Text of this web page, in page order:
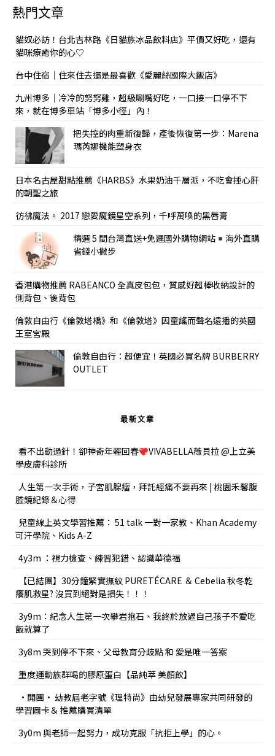
熱門文章
貓奴必訪！台北吉林路《日貓族冰品飲料店》平價又好吃，還有
貓咪療癒你的心♡
台中住宿｜住來住去還是最喜歡《愛麗絲國際大飯店》
九州博多｜冷冷的努努雞，超級唰嘴好吃，一口接一口停不下
來，就在博多車站「博多小徑」內！
把失控的肉重新復歸，產後恢復第一步：Marena
瑪芮娜機能塑身衣
日本名古屋甜點推薦《HARBS》水果奶油千層派，不吃會捶心肝
的朝聖之旅
彷彿魔法。 2017 戀愛魔鏡星空系列，千呼萬喚的黑唇膏
精選 5 間台灣直送+免運國外購物網站
海外直購
省錢小撇步
香港購物推薦 RABEANCO 全真皮包包，質感好超棒收納設計的
側背包、後背包
倫敦自由行《倫敦塔橋》和《倫敦塔》因童謠而聲名遠播的英國
王室宮殿
倫敦自由行：超便宜！英國必買名牌 BURBERRY
OUTLET
最新文章
看不出動過針！卻神奇年輕回春
VIVABELLA薇貝拉 @上立美
學皮膚科診所
人生第一次手術，子宮肌腺瘤，拜託經痛不要再來 | 桃園禾馨腹
腔鏡紀錄＆心得
兒童線上英文學習推薦： 51 talk 一對一家教、Khan Academy
可汗學院、Kids A-Z
4y3m ：視力檢查、練習犯錯、認識華德福
【已結團】30分鐘緊實撫紋 PURETÉCARE ＆ Cebelia 秋冬乾
癢肌救星? 沒買到絕對是損失！！！
3y9m：紀念人生第一次攀岩抱石、我終於放過自己孩子不愛吃
飯就算了
3y8m 哭到停不下來、父母教育分歧點 和 愛是唯一答案
重度運動族群喝的膠原蛋白【品純萃 美顏飲】
•開團• 幼教屆老字號《理特尚》由幼兒發展專家共同研發的
學習圖卡＆ 推薦購買清單
3y0m 與老師一起努力，成功克服「抗拒上學」的心。